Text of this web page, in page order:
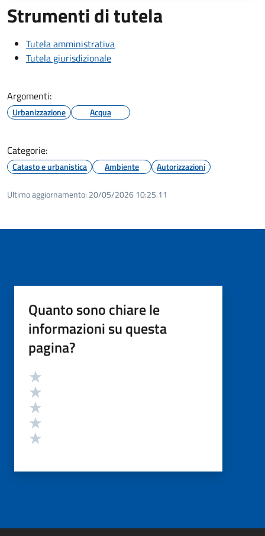
Strumenti di tutela
Tutela amministrativa
Tutela giurisdizionale
Argomenti:
Urbanizzazione Acqua
Categorie:
Catasto e urbanistica Ambiente Autorizzazioni
Ultimo aggiornamento: 20/05/2026 10:25.11
Quanto sono chiare le
informazioni su questa
pagina?
Valutazione